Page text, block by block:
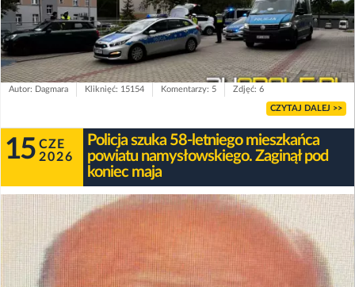
Autor: Dagmara Kliknięć: 15154 Komentarzy: 5 Zdjęć: 6
CZYTAJ DALEJ >>
15 CZE
2026
Policja szuka 58-letniego mieszkańca
powiatu namysłowskiego. Zaginął pod
koniec maja